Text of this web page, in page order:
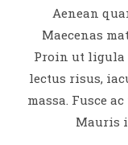
Aenean
Maecenas
Proin ut ligula
lectus risus,
massa. Fusce
Mauris